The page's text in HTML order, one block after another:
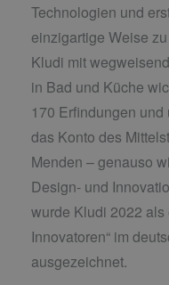
Technologien und
einzigartige Weise
Kludi mit
in Bad und Küche
170 Erfindungen
das Konto des
Menden – genauso
Design- und
wurde Kludi 2022 als
Innovatoren“ im
ausgezeichnet.